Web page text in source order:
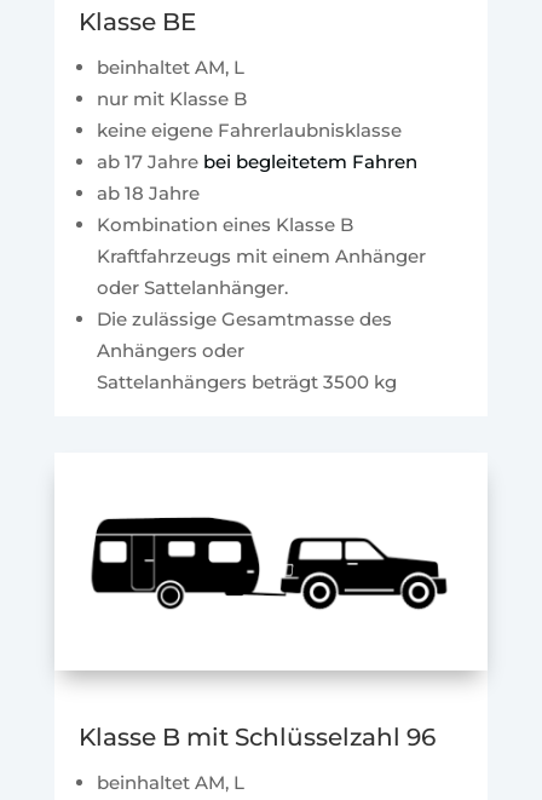
Klasse BE
beinhaltet AM, L
nur mit Klasse B
keine eigene Fahrerlaubnisklasse
ab 17 Jahre bei begleitetem Fahren
ab 18 Jahre
Kombination eines Klasse B
Kraftfahrzeugs mit einem Anhänger
oder Sattelanhänger.
Die zulässige Gesamtmasse des
Anhängers oder
Sattelanhängers beträgt 3500 kg
Klasse B mit Schlüsselzahl 96
beinhaltet AM, L